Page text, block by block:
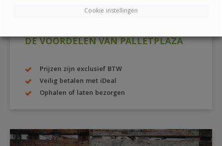
DE VOORDELEN VAN PALLETPLAZA
Prijzen zijn exclusief BTW
Veilig betalen met iDeal
Ophalen of laten bezorgen
Cookie instellingen